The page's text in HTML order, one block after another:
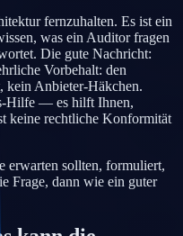
fernzuhalten. Es ist ein
was ein Auditor fragen
Die gute Nachricht:
Vorbehalt: den
kein Anbieter-Häkchen.
Hilfe — es hilft Ihnen,
keine rechtliche Konformität
erwarten sollten, formuliert,
Frage, dann wie ein guter